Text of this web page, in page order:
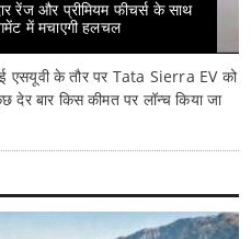
रेंज और प्रीमियम फीचर्स के साथ
में मचाएगी हलचल
एसयूवी के तौर पर Tata Sierra EV को
बार किस कीमत पर लॉन्च किया जा